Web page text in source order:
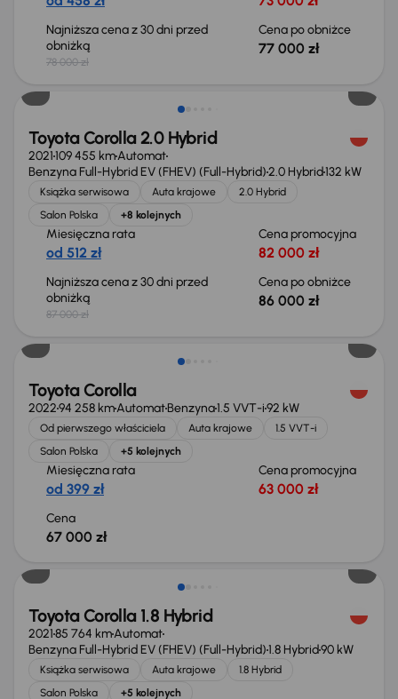
Najniższa cena z 30 dni przed
obniżką
78 000 zł
Cena po obniżce
77 000 zł
Taniej o 1 000 zł
Toyota Corolla 2.0 Hybrid
2021109 455 kmAutomat
Benzyna Full-Hybrid EV (FHEV) (Full-Hybrid)2.0 Hybrid132 kW
Książka serwisowa Auta krajowe
2.0 Hybrid
Salon Polska
+8 kolejnych
Miesięczna rata
od 512 zł
Cena promocyjna
82 000 zł
Najniższa cena z 30 dni przed
obniżką
87 000 zł
Cena po obniżce
86 000 zł
Możliwość odliczenia VAT
Toyota Corolla
202294 258 kmAutomatBenzyna1.5 VVT-i92 kW
Od pierwszego właściciela Auta krajowe
1.5 VVT-i
Salon Polska
+5 kolejnych
Miesięczna rata
od 399 zł
Cena promocyjna
63 000 zł
Cena
67 000 zł
Toyota Corolla 1.8 Hybrid
202185 764 kmAutomat
Benzyna Full-Hybrid EV (FHEV) (Full-Hybrid)1.8 Hybrid90 kW
Książka serwisowa Auta krajowe
1.8 Hybrid
Salon Polska
+5 kolejnych